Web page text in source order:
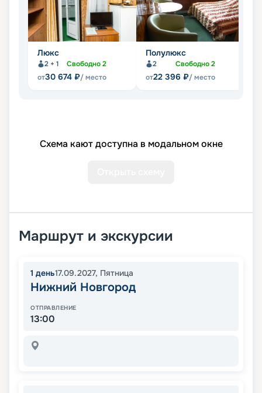
Люкс
2 + 1 Свободно2
от30 674 ₽/ место
Полулюкс
2 Свободно2
от22 396 ₽/ место
Схема кают доступна в модальном окне
Маршрут и экскурсии
1 день17.09.2027, Пятница
Нижний Новгород
ОТПРАВЛЕНИЕ
13:00